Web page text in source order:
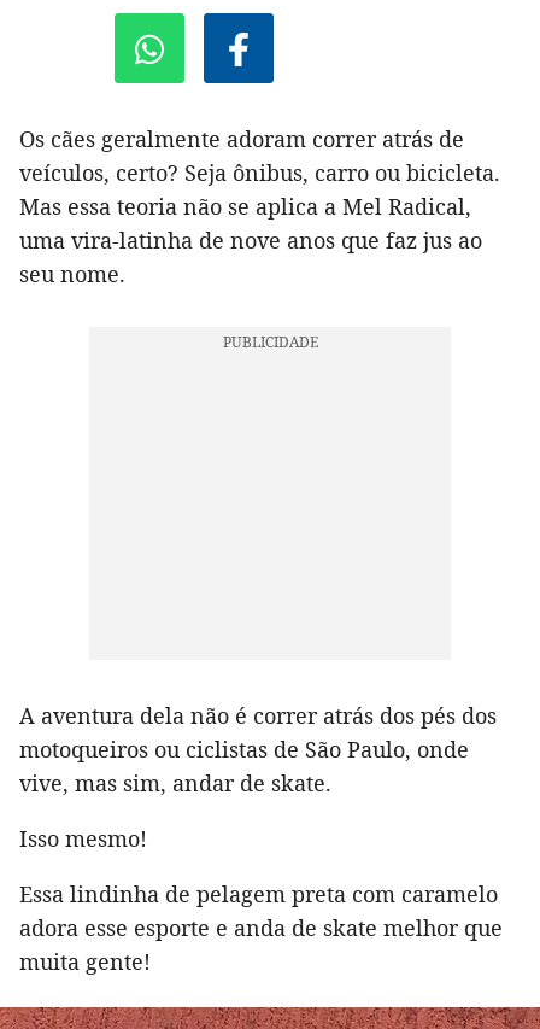
Os cães geralmente adoram correr atrás de
veículos, certo? Seja ônibus, carro ou bicicleta.
Mas essa teoria não se aplica a Mel Radical,
uma vira-latinha de nove anos que faz jus ao
seu nome.
A aventura dela não é correr atrás dos pés dos
motoqueiros ou ciclistas de São Paulo, onde
vive, mas sim, andar de skate.
Isso mesmo!
Essa lindinha de pelagem preta com caramelo
adora esse esporte e anda de skate melhor que
muita gente!